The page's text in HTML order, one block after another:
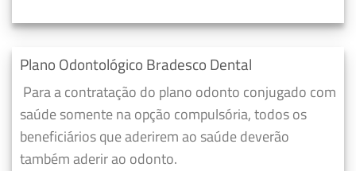
Plano Odontológico Bradesco Dental
Para a contratação do plano odonto conjugado com
saúde somente na opção compulsória, todos os
beneficiários que aderirem ao saúde deverão
também aderir ao odonto.